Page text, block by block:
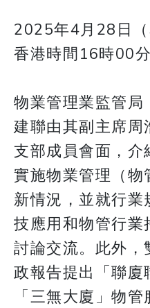
2025年4月28日（
香港時間16時00分
物業管理業監管局
建聯由其副主席周
支部成員會面，介
實施物業管理（物
新情況，並就行業
技應用和物管行業
討論交流。此外，
政報告提出「聯廈
「三無大廈」物管